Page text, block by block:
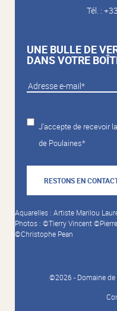
Tél. :
UNE BULLE DE
DANS VOTRE
J'accepte de recevoir
de Poulaines*
RESTONS EN
Aquarelles : Artiste Marilou
Photos : ©Tierry Vincent
©Christophe Pean
©2026 - Domaine de